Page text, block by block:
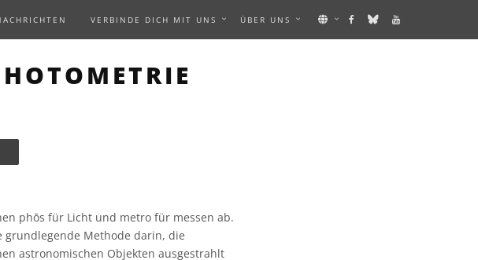
VERBINDE DICH MIT UNS ÜBER UNS
phōs für Licht und metro für messen ab.
grundlegende Methode darin, die
astronomischen Objekten ausgestrahlt